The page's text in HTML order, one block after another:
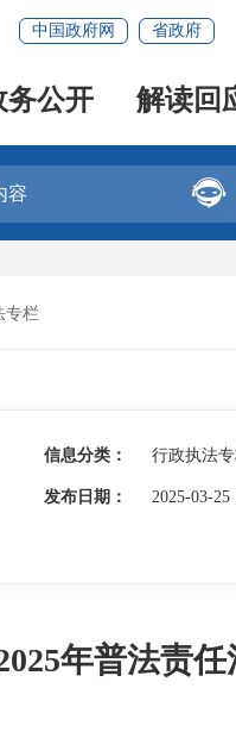
中国政府网 省政府
务公开 解读回

专栏
信息分类： 行政执法
发布日期： 2025-03-25
年普法责任